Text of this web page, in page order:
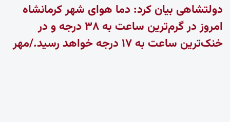
دولتشاهی بیان کرد: دما هوای شهر کرمانشاه
امروز در گرم‌ترین ساعت به ۳۸ درجه و در
خنک‌ترین ساعت به ۱۷ درجه خواهد رسید./مهر